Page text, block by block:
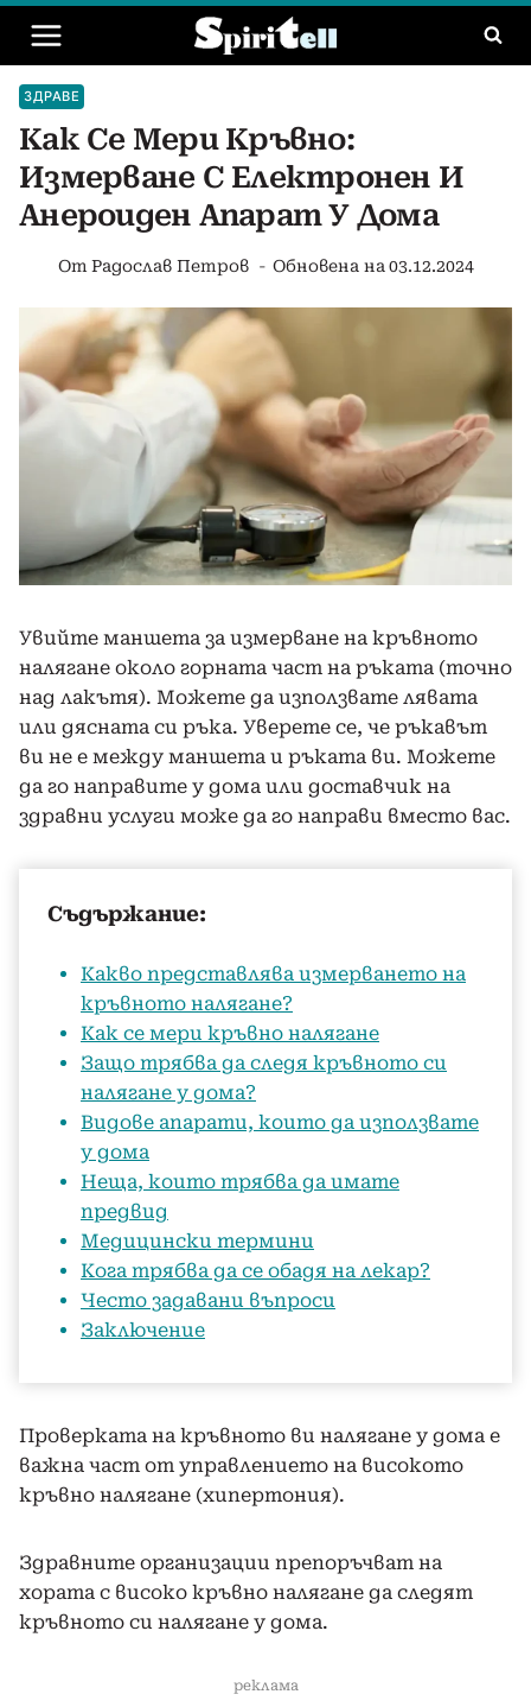
Към
съдържанието
ЗДРАВЕ
Как Се Мери Кръвно:
Измерване С Електронен И
Анероиден Апарат У Дома
От Радослав Петров Обновена на 03.12.2024
Увийте маншета за измерване на кръвното
налягане около горната част на ръката (точно
над лакътя). Можете да използвате лявата
или дясната си ръка. Уверете се, че ръкавът
ви не е между маншета и ръката ви. Можете
да го направите у дома или доставчик на
здравни услуги може да го направи вместо вас.
Съдържание:
Какво представлява измерването на
кръвното налягане?
Как се мери кръвно налягане
Защо трябва да следя кръвното си
налягане у дома?
Видове апарати, които да използвате
у дома
Неща, които трябва да имате
предвид
Медицински термини
Кога трябва да се обадя на лекар?
Често задавани въпроси
Заключение
Проверката на кръвното ви налягане у дома е
важна част от управлението на високото
кръвно налягане (хипертония).
Здравните организации препоръчват на
хората с високо кръвно налягане да следят
кръвното си налягане у дома.
реклама